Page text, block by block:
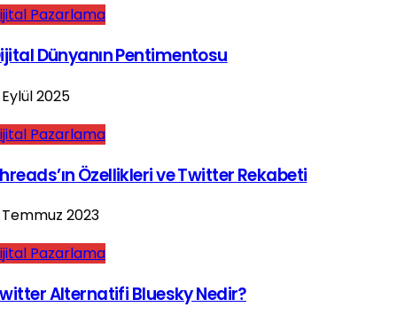
Pazarlama
Dünyanın Pentimentosu
2025
Pazarlama
Özellikleri ve Twitter Rekabeti
2023
Pazarlama
Alternatifi Bluesky Nedir?